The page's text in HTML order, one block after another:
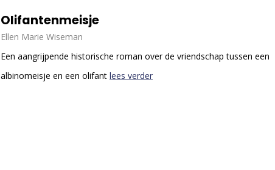
Olifantenmeisje
Ellen Marie Wiseman
Een aangrijpende historische roman over de vriendschap tussen een
albinomeisje en een olifant lees verder